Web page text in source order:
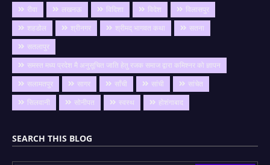
रीवा
लखनऊ विदिशा विदेश
विलासपुर
शहडोल
श्रीनगर श्रीमद् भागवत कथा
सतना
सतलापुर
समस्त मध्य प्रदेश मै अनुसूचित जाति हेतु रजक समाज द्वारा कमिश्नर को ज्ञापन
सलामतपुर
सागर साँची सांची
सांचेत
सिलवानी
सोनीपत स्वस्थ होशंगाबाद
SEARCH THIS BLOG